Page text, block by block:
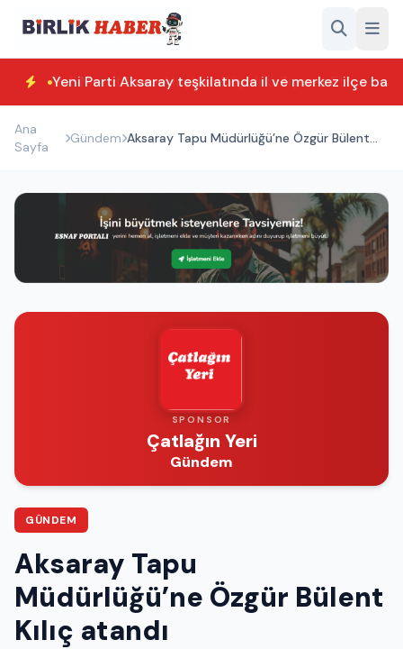
Yeni Parti Aksaray teşkilatında il ve merkez ilçe
Ana
Sayfa
Gündem Aksaray Tapu Müdürlüğü’ne Özgür Bülent
SPONSOR
Çatlağın Yeri
Gündem
GÜNDEM
Aksaray Tapu
Müdürlüğü’ne Özgür Bülent
Kılıç atandı